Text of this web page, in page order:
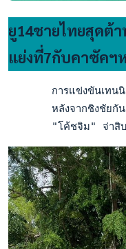
ยู14ชายไทยสุดต้า
แย่งที่7กับคาซัคฯ
การแข่งขันเทน
หลังจากชิงชัยกั
"โค้ชจิม" จ่าสิ